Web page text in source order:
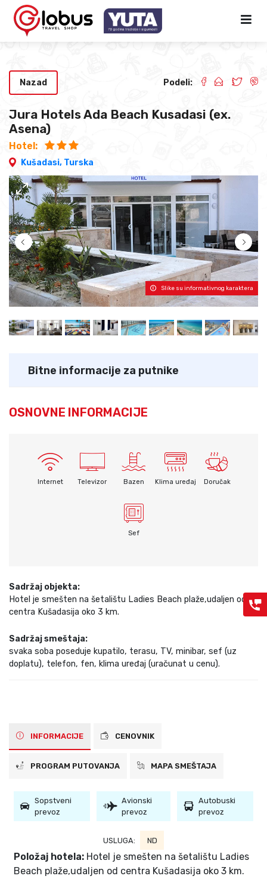
Jura Hotels Ada Beach Kusadasi (ex.
Asena)
Hotel:
Kušadasi, Turska
Nazad Podeli:
Slike su informativnog karaktera
Bitne informacije za putnike
OSNOVNE INFORMACIJE
Internet Televizor Bazen Klima uređaj Doručak
Sef
Sadržaj objekta:
Hotel je smešten na šetalištu Ladies Beach plaže,udaljen od
centra Kušadasija oko 3 km.
Sadržaj smeštaja:
svaka soba poseduje kupatilo, terasu, TV, minibar, sef (uz
doplatu), telefon, fen, klima uređaj (uračunat u cenu).
INFORMACIJE CENOVNIK
PROGRAM PUTOVANJA MAPA SMEŠTAJA
Sopstveni
prevoz
Avionski
prevoz
Autobuski
prevoz
USLUGA: ND
Položaj hotela: Hotel je smešten na šetalištu Ladies
Beach plaže,udaljen od centra Kušadasija oko 3 km.